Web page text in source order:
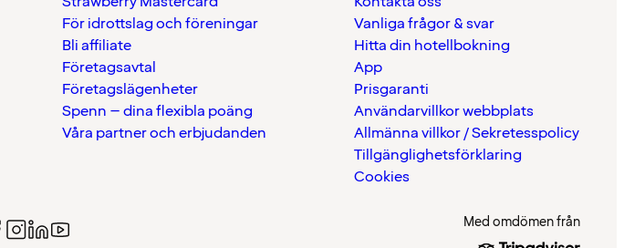
För idrottslag och föreningar
Bli affiliate
Företagsavtal
Företagslägenheter
Spenn – dina flexibla poäng
Våra partner och erbjudanden
Vanliga frågor & svar
Hitta din hotellbokning
App
Prisgaranti
Användarvillkor webbplats
Allmänna villkor / Sekretesspolicy
Tillgänglighetsförklaring
Cookies
Med omdömen från